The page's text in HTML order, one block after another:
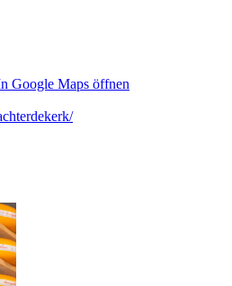
Google Maps öffnen